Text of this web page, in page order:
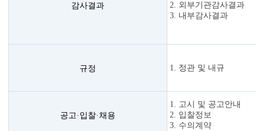
감사결과
2. 외부기관감사결과
3. 내부감사결과
규정 1. 정관 및 내규
공고·입찰·채용
1. 고시 및 공고안내
2. 입찰정보
3. 수의계약